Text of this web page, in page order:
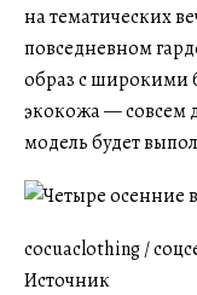
на тематических
повседневном
образ с широкими
экокожа — совсем
модель будет
cocuaclothing /
Источник